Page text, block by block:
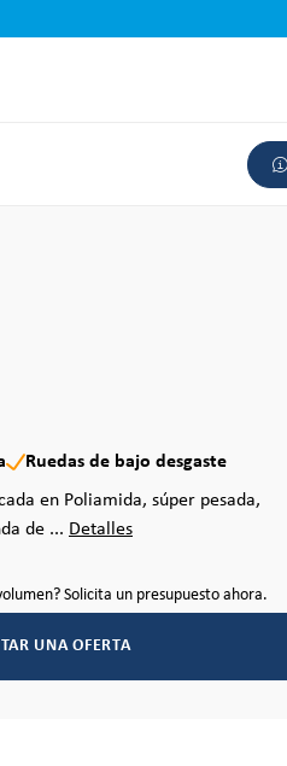
Ruedas de bajo desgaste
en Poliamida, súper pesada,
de ... Detalles
Solicita un presupuesto ahora.
UNA OFERTA